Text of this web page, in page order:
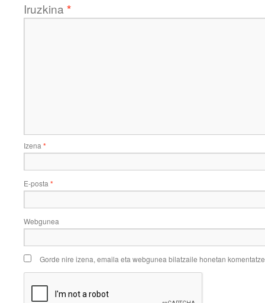
Iruzkina *
Izena *
E-posta *
Webgunea
Gorde nire izena, emaila eta webgunea bilatzaile honetan